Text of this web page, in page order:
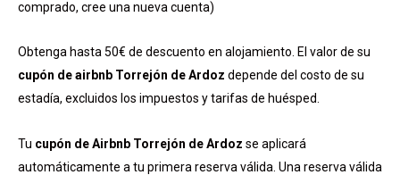
comprado, cree una nueva cuenta)
Obtenga hasta 50€ de descuento en alojamiento. El valor de su
cupón de airbnb Torrejón de Ardoz depende del costo de su
estadía, excluidos los impuestos y tarifas de huésped.
Tu cupón de Airbnb Torrejón de Ardoz se aplicará
automáticamente a tu primera reserva válida. Una reserva válida